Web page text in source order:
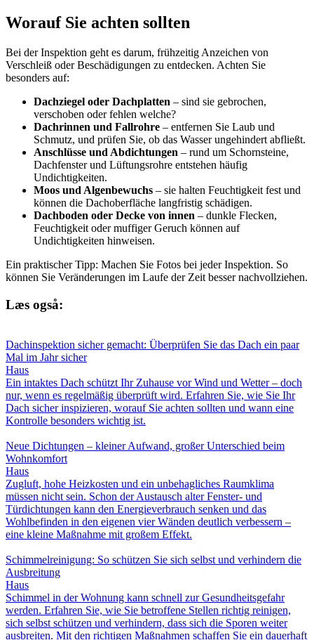
Worauf Sie achten sollten
Bei der Inspektion geht es darum, frühzeitig Anzeichen von
Verschleiß oder Beschädigungen zu entdecken. Achten Sie
besonders auf:
Dachziegel oder Dachplatten – sind sie gebrochen,
verschoben oder fehlen welche?
Dachrinnen und Fallrohre – entfernen Sie Laub und
Schmutz, und prüfen Sie, ob das Wasser ungehindert abfließt.
Anschlüsse und Abdichtungen – rund um Schornsteine,
Dachfenster und Lüftungsrohre entstehen häufig
Undichtigkeiten.
Moos und Algenbewuchs – sie halten Feuchtigkeit fest und
können die Dachoberfläche langfristig schädigen.
Dachboden oder Decke von innen – dunkle Flecken,
Feuchtigkeit oder muffiger Geruch können auf
Undichtigkeiten hinweisen.
Ein praktischer Tipp: Machen Sie Fotos bei jeder Inspektion. So
können Sie Veränderungen im Laufe der Zeit besser nachvollziehen.
Læs også:
Dachinspektion sicher gemacht: Überprüfen Sie das Dach ein paar
Mal im Jahr sicher
Haus
Ein intaktes Dach schützt Ihr Zuhause vor Wind und Wetter – doch
nur, wenn es regelmäßig überprüft wird. Erfahren Sie, wie Sie Ihr
Dach sicher inspizieren, worauf Sie achten sollten und wann eine
Kontrolle besonders wichtig ist.
Neue Dichtungen – kleiner Aufwand, großer Unterschied beim
Wohnkomfort
Haus
Zugluft, hohe Heizkosten und ein unbehagliches Raumklima
müssen nicht sein. Schon der Austausch alter Fenster- und
Türdichtungen kann den Energieverbrauch senken und das
Wohlbefinden in den eigenen vier Wänden deutlich verbessern –
eine kleine Maßnahme mit großem Effekt.
Schimmelreinigung: So schützen Sie sich selbst und verhindern die
Ausbreitung
Haus
Schimmel in der Wohnung kann schnell zur Gesundheitsgefahr
werden. Erfahren Sie, wie Sie betroffene Stellen richtig reinigen,
sich selbst schützen und verhindern, dass sich die Sporen weiter
ausbreiten. Mit den richtigen Maßnahmen schaffen Sie ein dauerhaft